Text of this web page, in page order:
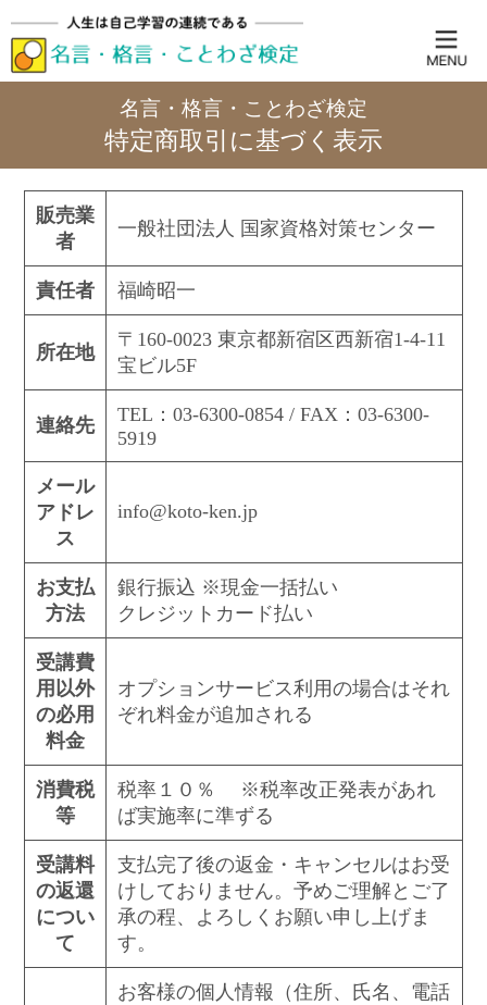
名言・格言・ことわざ検定
特定商取引に基づく表示
販売業
者
一般社団法人 国家資格対策センター
責任者 福崎昭一
所在地
〒160-0023 東京都新宿区西新宿1-4-11
宝ビル5F
連絡先
TEL：03-6300-0854 / FAX：03-6300-
5919
メール
アドレ
ス
info@koto-ken.jp
お支払
方法
銀行振込 ※現金一括払い
クレジットカード払い
受講費
用以外
の必用
料金
オプションサービス利用の場合はそれ
ぞれ料金が追加される
消費税
等
税率１０％ ※税率改正発表があれ
ば実施率に準ずる
受講料
の返還
につい
て
支払完了後の返金・キャンセルはお受
けしておりません。予めご理解とご了
承の程、よろしくお願い申し上げま
す。
お客様の個人情報（住所、氏名、電話